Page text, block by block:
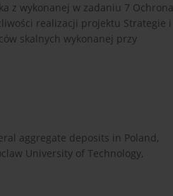
z wykonanej w zadaniu 7 Ochrona
realizacji projektu Strategie i
skalnych wykonanej przy
aggregate deposits in Poland,
University of Technology,